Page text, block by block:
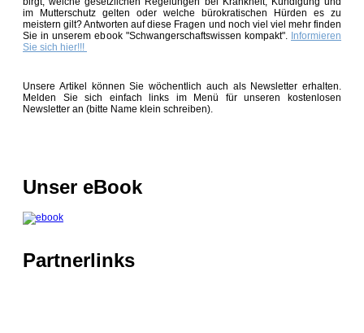
im Mutterschutz gelten oder welche bürokratischen Hürden es zu
meistern gilt? Antworten auf diese Fragen und noch viel viel mehr finden
Sie in unserem ebook "Schwangerschaftswissen kompakt". Informieren
Sie sich hier!!!
Unsere Artikel können Sie wöchentlich auch als Newsletter erhalten.
Melden Sie sich einfach links im Menü für unseren kostenlosen
Newsletter an (bitte Name klein schreiben).
Unser eBook
Partnerlinks